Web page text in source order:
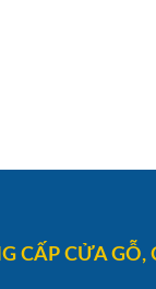
CẤP CỬA